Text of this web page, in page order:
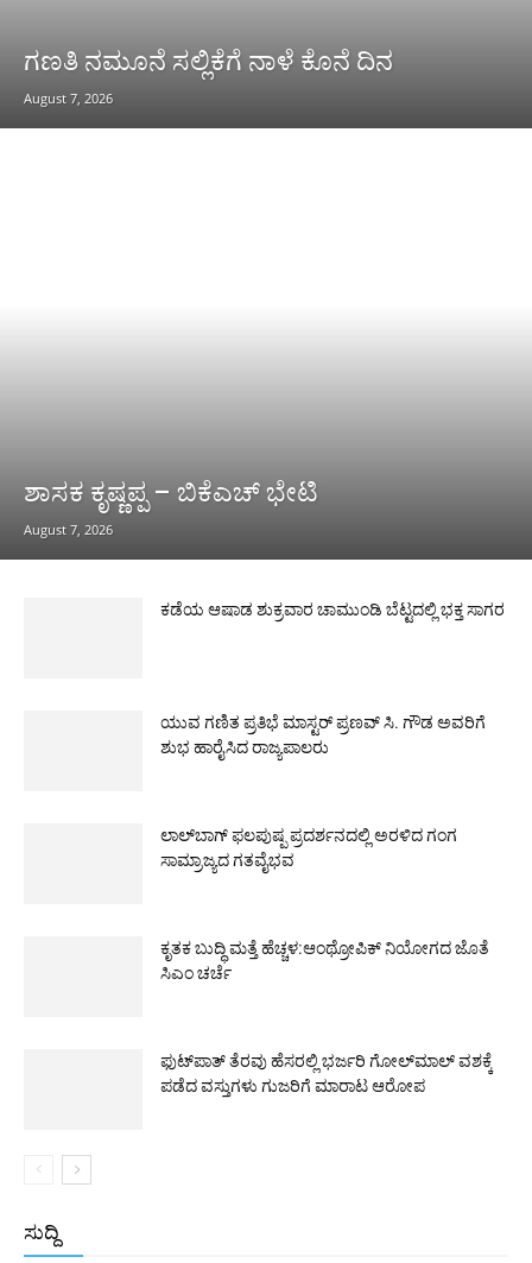
ಗಣತಿ ನಮೂನೆ ಸಲ್ಲಿಕೆಗೆ ನಾಳೆ ಕೊನೆ ದಿನ
August 7, 2026
ಶಾಸಕ ಕೃಷ್ಣಪ್ಪ – ಬಿಕೆಎಚ್ ಭೇಟಿ
August 7, 2026
ಕಡೆಯ ಆಷಾಡ ಶುಕ್ರವಾರ ಚಾಮುಂಡಿ ಬೆಟ್ಟದಲ್ಲಿ ಭಕ್ತ ಸಾಗರ
ಯುವ ಗಣಿತ ಪ್ರತಿಭೆ ಮಾಸ್ಟರ್ ಪ್ರಣವ್ ಸಿ. ಗೌಡ ಅವರಿಗೆ
ಶುಭ ಹಾರೈಸಿದ ರಾಜ್ಯಪಾಲರು
ಲಾಲ್‌ಬಾಗ್ ಫಲಪುಷ್ಪ ಪ್ರದರ್ಶನದಲ್ಲಿ ಅರಳಿದ ಗಂಗ
ಸಾಮ್ರಾಜ್ಯದ ಗತವೈಭವ
ಕೃತಕ ಬುದ್ಧಿ ಮತ್ತೆ ಹೆಚ್ಚಳ:ಆಂಥ್ರೋಪಿಕ್ ನಿಯೋಗದ ಜೊತೆ
ಸಿಎಂ ಚರ್ಚೆ
ಫುಟ್‌ಪಾತ್ ತೆರವು ಹೆಸರಲ್ಲಿ ಭರ್ಜರಿ ಗೋಲ್‌ಮಾಲ್ ವಶಕ್ಕೆ
ಪಡೆದ ವಸ್ತುಗಳು ಗುಜರಿಗೆ ಮಾರಾಟ ಆರೋಪ
ಸುದ್ದಿ